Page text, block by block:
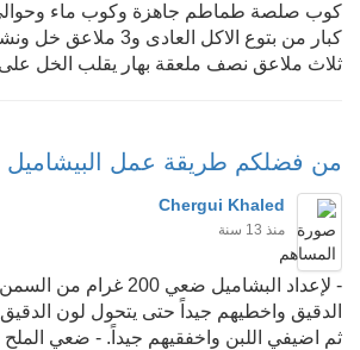
كبار من بتوع الاكل
ثلاث ملاعق نصف ملعقة بهار يقلب الخل
من فضلكم طريقة عمل البيشاميل
Chergui Khaled
منذ 13 سنة
الدقيق واخطيهم جيداً حتى يتحول لون الدقيق
ثم اضيفي اللبن واخفقيهم جيداً. - ضعي الملح